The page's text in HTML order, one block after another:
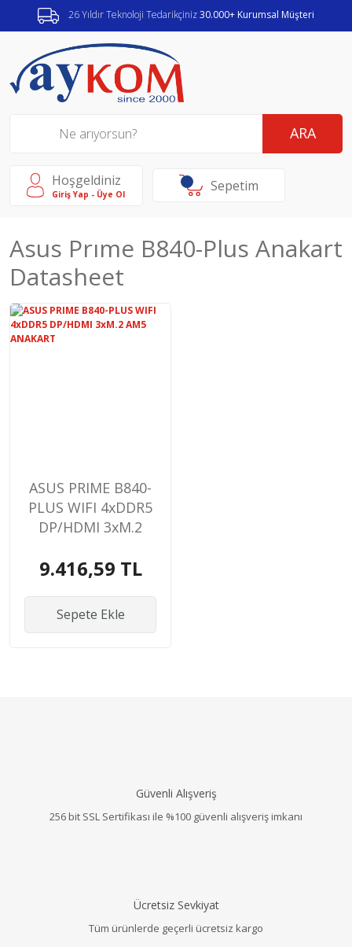
26 Yıldır Teknoloji Tedarikçiniz30.000+ Kurumsal Müşteri
ARA
Hoşgeldiniz
Giriş Yap - Üye Ol Sepetim
Asus Prıme B840-Plus Anakart
Datasheet
ASUS PRIME B840-
PLUS WIFI 4xDDR5
DP/HDMI 3xM.2
9.416,59 TL
Sepete Ekle
Güvenli Alışveriş
256 bit SSL Sertifikası ile %100 güvenli alışveriş imkanı
Ücretsiz Sevkiyat
Tüm ürünlerde geçerli ücretsiz kargo